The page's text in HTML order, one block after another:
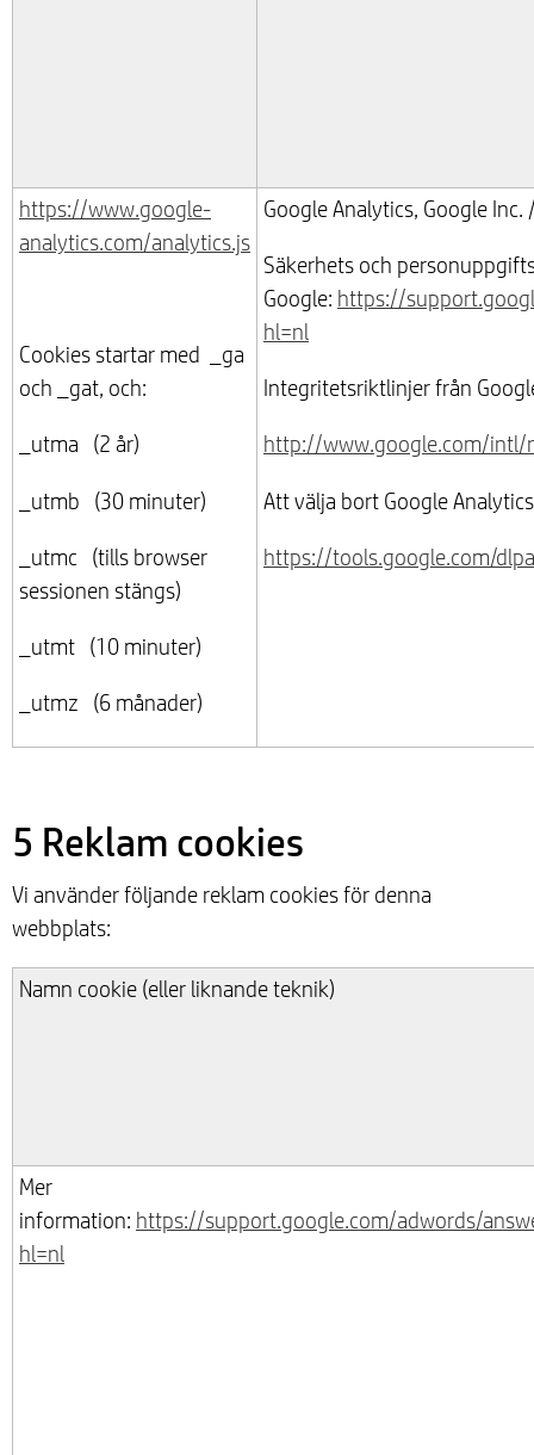
https://www.google-
analytics.com/analytics.js
Cookies startar med _ga
och _gat, och:
_utma (2 år)
_utmb (30 minuter)
_utmc (tills browser
sessionen stängs)
_utmt (10 minuter)
_utmz (6 månader)
Google Analytics, Google
Säkerhets och
Google: https://
hl=nl
Integritetsriktlinjer från
http://www.google.com/
Att välja bort Google
https://tools.google.com/
5 Reklam cookies
Vi använder följande reklam cookies för denna
webbplats:
Namn cookie (eller liknande teknik)
Mer
information: https://support.google.com/adwords/
hl=nl